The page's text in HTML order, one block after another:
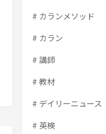
# カランメソッド
# カラン
# 講師
# 教材
# デイリーニュース
# 英検